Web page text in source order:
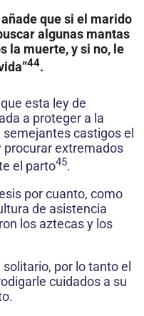
que si el marido
algunas mantas
la muerte, y si no, le
44.
esta ley de
a proteger a la
castigos el
procurar extremados
el parto45.
por cuanto, como
de asistencia
los aztecas y los
por lo tanto el
cuidados a su